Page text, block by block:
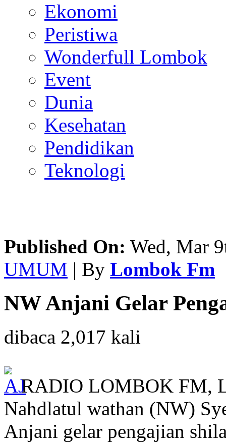
Ekonomi
Peristiwa
Wonderfull Lombok
Event
Dunia
Kesehatan
Pendidikan
Teknologi
Published On: Wed, Mar
UMUM | By Lombok Fm
NW Anjani Gelar
dibaca 2,017 kali
RADIO LOMBOK FM,
Nahdlatul wathan (NW)
Anjani gelar pengajian